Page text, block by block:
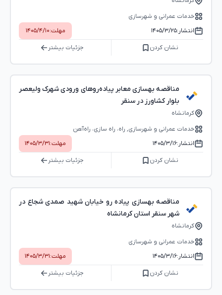
خدمات عمرانی و شهرسازی
انتشار:۱۴۰۵/۳/۲۵ مهلت:۱۴۰۵/۴/۱۰
نشان کردن جزئیات بیشتر
مناقصه بهسازی معابر پیاده‌روهای ورودی شهرک ولیعصر
بلوار کشاورز در سنقر
کرمانشاه
خدمات عمرانی و شهرسازی, راه، راه‌ سازی، راه‌آهن
انتشار:۱۴۰۵/۳/۱۶ مهلت:۱۴۰۵/۳/۳۱
نشان کردن جزئیات بیشتر
مناقصه بهسازی پیاده رو خیابان شهید صمدی شجاع در
شهر سنقر استان کرمانشاه
کرمانشاه
خدمات عمرانی و شهرسازی
انتشار:۱۴۰۵/۳/۱۶ مهلت:۱۴۰۵/۳/۳۱
نشان کردن جزئیات بیشتر